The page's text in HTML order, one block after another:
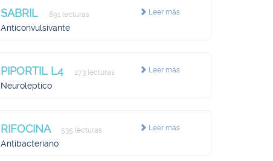
Leer más
SABRIL 891 lecturas
Anticonvulsivante
Leer más
PIPORTIL L4 273 lecturas
Neuroléptico
Leer más
RIFOCINA 535 lecturas
Antibacteriano